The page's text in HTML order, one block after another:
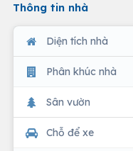
Thông tin nhà
Diện tích nhà
Phân khúc nhà
Sân vườn
Chỗ để xe